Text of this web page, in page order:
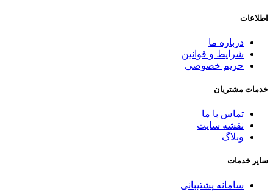
اطلاعات
درباره ما
شرایط و قوانین
حریم خصوصی
خدمات مشتریان
تماس با ما
نقشه سایت
وبلاگ
سایر خدمات
سامانه پشتیبانی